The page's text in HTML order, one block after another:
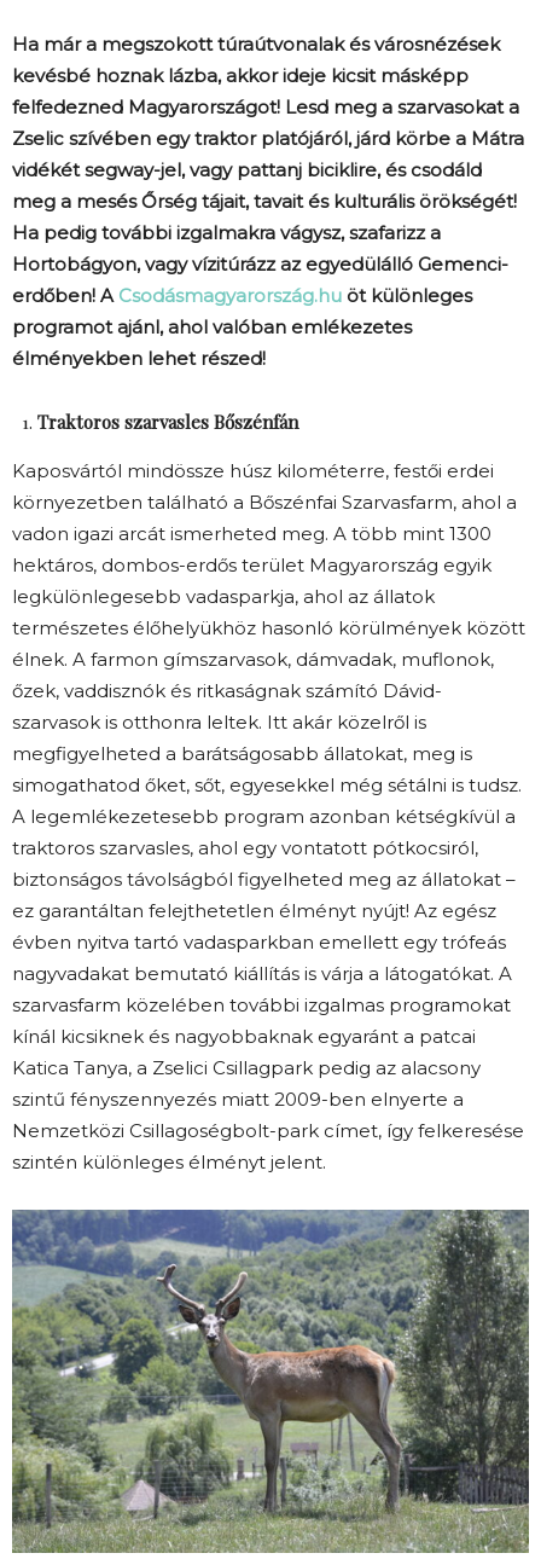
Ha már a megszokott túraútvonalak és városnézések
kevésbé hoznak lázba, akkor ideje kicsit másképp
felfedezned Magyarországot! Lesd meg a szarvasokat a
Zselic szívében egy traktor platójáról, járd körbe a Mátra
vidékét segway-jel, vagy pattanj biciklire, és csodáld
meg a mesés Őrség tájait, tavait és kulturális örökségét!
Ha pedig további izgalmakra vágysz, szafarizz a
Hortobágyon, vagy vízitúrázz az egyedülálló Gemenci-
erdőben! A Csodásmagyarország.hu öt különleges
programot ajánl, ahol valóban emlékezetes
élményekben lehet részed!
Traktoros szarvasles Bőszénfán
Kaposvártól mindössze húsz kilométerre, festői erdei
környezetben található a Bőszénfai Szarvasfarm, ahol a
vadon igazi arcát ismerheted meg. A több mint 1300
hektáros, dombos-erdős terület Magyarország egyik
legkülönlegesebb vadasparkja, ahol az állatok
természetes élőhelyükhöz hasonló körülmények között
élnek. A farmon gímszarvasok, dámvadak, muflonok,
őzek, vaddisznók és ritkaságnak számító Dávid-
szarvasok is otthonra leltek. Itt akár közelről is
megfigyelheted a barátságosabb állatokat, meg is
simogathatod őket, sőt, egyesekkel még sétálni is tudsz.
A legemlékezetesebb program azonban kétségkívül a
traktoros szarvasles, ahol egy vontatott pótkocsiról,
biztonságos távolságból figyelheted meg az állatokat –
ez garantáltan felejthetetlen élményt nyújt! Az egész
évben nyitva tartó vadasparkban emellett egy trófeás
nagyvadakat bemutató kiállítás is várja a látogatókat. A
szarvasfarm közelében további izgalmas programokat
kínál kicsiknek és nagyobbaknak egyaránt a patcai
Katica Tanya, a Zselici Csillagpark pedig az alacsony
szintű fényszennyezés miatt 2009-ben elnyerte a
Nemzetközi Csillagoségbolt-park címet, így felkeresése
szintén különleges élményt jelent.